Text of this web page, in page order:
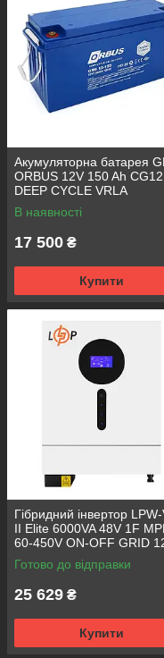
Акумуляторна батарея
ORBUS 12V 150 Ah
DEEP CYCLE VRLA
В наявності
17 500 ₴
Купити
Гібридний інвертор
II Elite 6000VA 48V 1F
60-450V ON-OFF GRID
WiFi LogicPower 30594
Готово до відправки
25 629 ₴
Купити